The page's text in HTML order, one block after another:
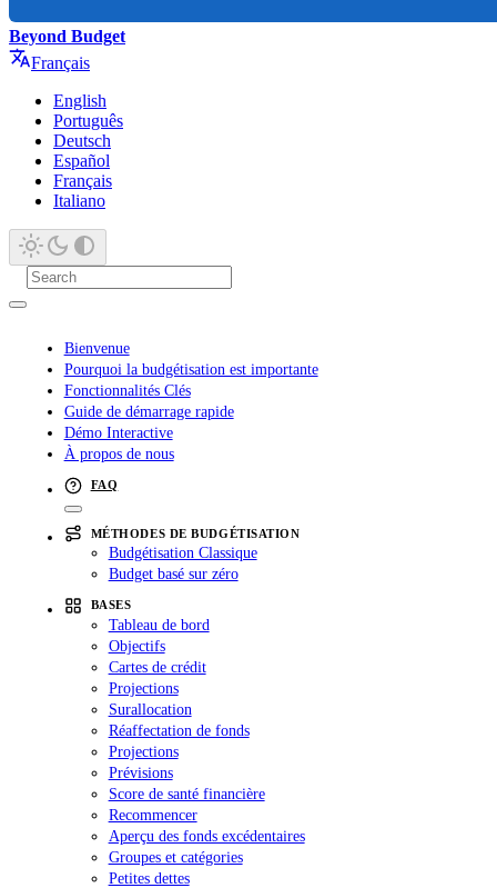
Beyond Budget
Français
English
Português
Deutsch
Español
Français
Italiano
Bienvenue
Pourquoi la budgétisation est importante
Fonctionnalités Clés
Guide de démarrage rapide
Démo Interactive
À propos de nous
FAQ
MÉTHODES DE BUDGÉTISATION
Budgétisation Classique
Budget basé sur zéro
BASES
Tableau de bord
Objectifs
Cartes de crédit
Projections
Surallocation
Réaffectation de fonds
Projections
Prévisions
Score de santé financière
Recommencer
Aperçu des fonds excédentaires
Groupes et catégories
Petites dettes